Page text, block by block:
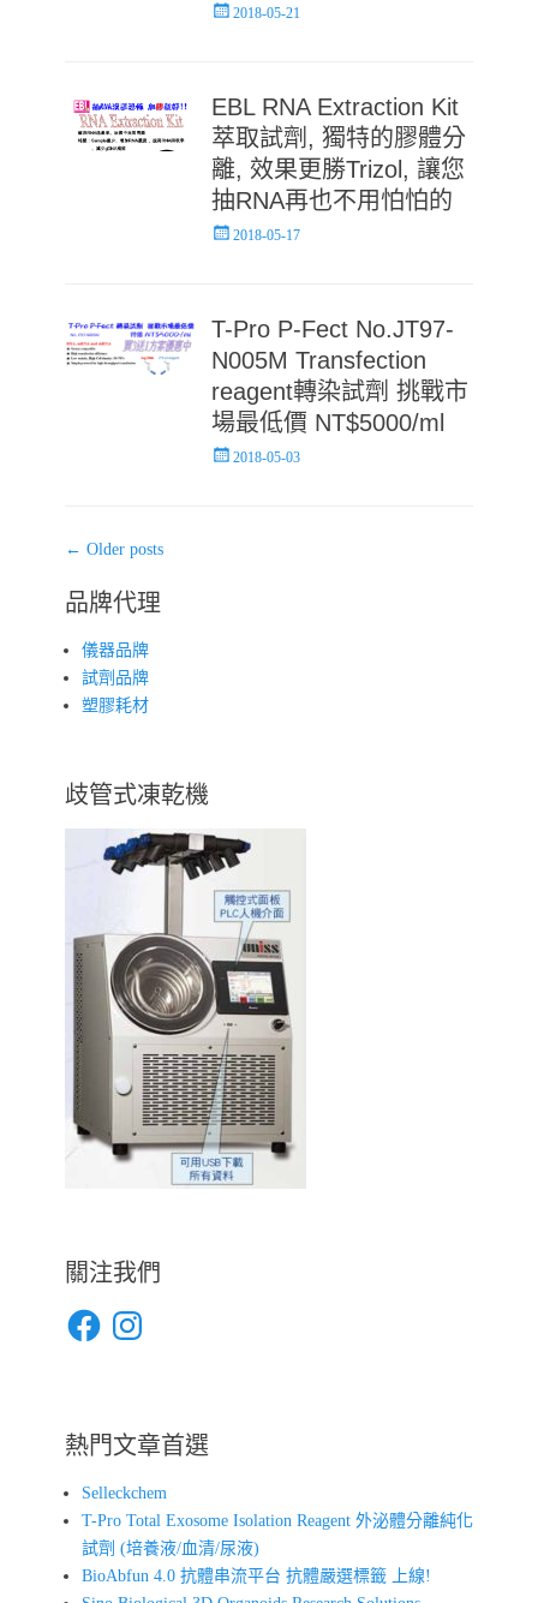
Posted2018-05-21
EBL RNA Extraction Kit
萃取試劑, 獨特的膠體分
離, 效果更勝Trizol, 讓您
抽RNA再也不用怕怕的
Posted2018-05-17
T-Pro P-Fect No.JT97-
N005M Transfection
reagent轉染試劑 挑戰市
場最低價 NT$5000/ml
Posted2018-05-03
Post
← Older posts
品牌代理
儀器品牌
試劑品牌
塑膠耗材
歧管式凍乾機
關注我們
FacebookInstagram
熱門文章首選
Selleckchem
T-Pro Total Exosome Isolation Reagent 外泌體分離純化
試劑 (培養液/血清/尿液)
BioAbfun 4.0 抗體串流平台 抗體嚴選標籤 上線!